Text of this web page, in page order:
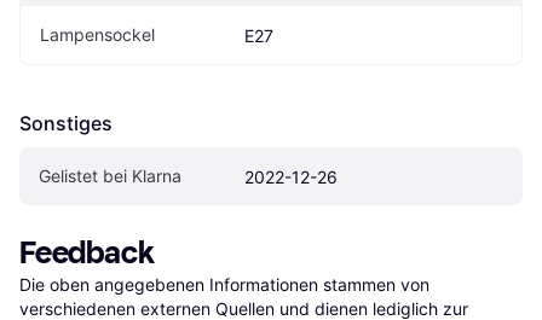
Lampensockel E27
Sonstiges
Gelistet bei Klarna 2022-12-26
Feedback
Die oben angegebenen Informationen stammen von
verschiedenen externen Quellen und dienen lediglich zur